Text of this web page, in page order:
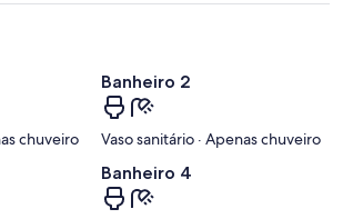
chuveiro
Banheiro 2
Vaso sanitário · Apenas chuveiro
Banheiro 4